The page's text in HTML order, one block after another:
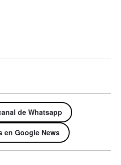
de Whatsapp
en Google News